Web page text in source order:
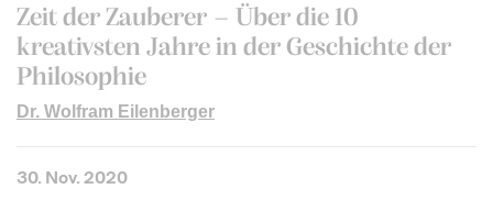
Zeit der Zauberer – Über die 10
kreativsten Jahre in der Geschichte der
Philosophie
Dr. Wolfram Eilenberger
30. Nov. 2020